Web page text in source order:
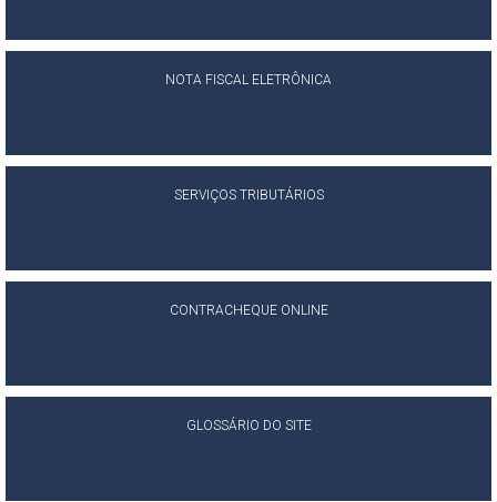
NOTA FISCAL ELETRÔNICA
SERVIÇOS TRIBUTÁRIOS
CONTRACHEQUE ONLINE
GLOSSÁRIO DO SITE